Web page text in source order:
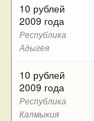
10 рублей
2009 года
Республика
Адыгея
10 рублей
2009 года
Республика
Калмыкия